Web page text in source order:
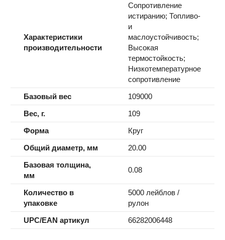
Характеристики
производительности
Сопротивление
истиранию; Топливо-
и
маслоустойчивость;
Высокая
термостойкость;
Низкотемпературное
сопротивление
Базовый вес
109000
Вес, г.
109
Форма
Круг
Общий диаметр, мм
20.00
Базовая толщина,
мм
0.08
Количество в
упаковке
5000 лейблов /
рулон
UPC/EAN артикул
66282006448